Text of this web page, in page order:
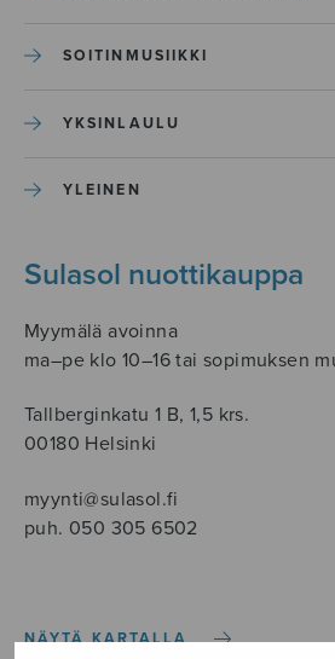
SOITINMUSIIKKI
YKSINLAULU
YLEINEN
Sulasol nuottikauppa
Myymälä avoinna
ma–pe klo 10–16 tai sopimuksen
Tallberginkatu 1 B, 1,5 krs.
00180 Helsinki
myynti@sulasol.fi
puh. 050 305 6502
NÄYTÄ KARTALLA